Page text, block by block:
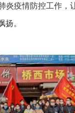
炎疫情防控工作，
。